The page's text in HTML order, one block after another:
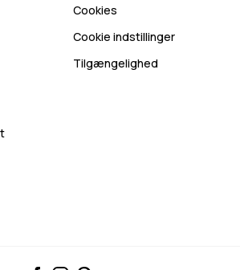
Cookies
Cookie indstillinger
Tilgængelighed